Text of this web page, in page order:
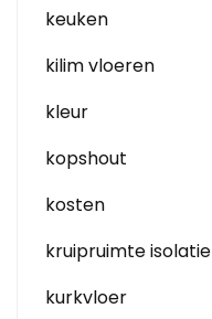
keuken
kilim vloeren
kleur
kopshout
kosten
kruipruimte isolatie
kurkvloer